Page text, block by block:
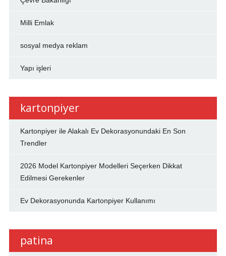
Milli Emlak
sosyal medya reklam
Yapı işleri
kartonpiyer
Kartonpiyer ile Alakalı Ev Dekorasyonundaki En Son
Trendler
2026 Model Kartonpiyer Modelleri Seçerken Dikkat
Edilmesi Gerekenler
Ev Dekorasyonunda Kartonpiyer Kullanımı
patina